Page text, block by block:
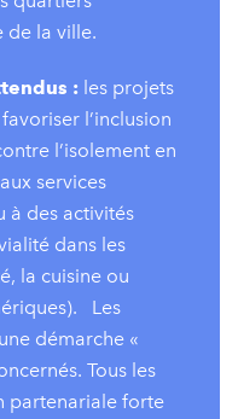
de la ville.
: les projets
l’inclusion
l’isolement en
services
à des activités
dans les
la cuisine ou
Les
démarche «
Tous les
partenariale forte